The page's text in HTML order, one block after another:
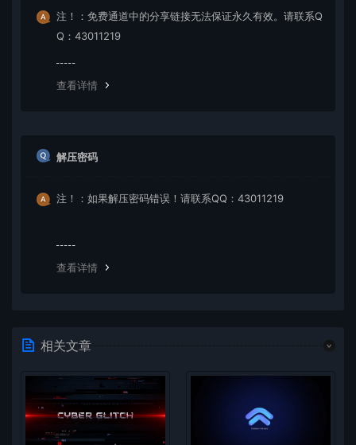
注！：免费通道中的分享链接无法保证永久有效。请联系Q
Q：43011219
查看详情
解压密码
注！：如果解压密码错误！请联系QQ：43011219
查看详情
相关文章